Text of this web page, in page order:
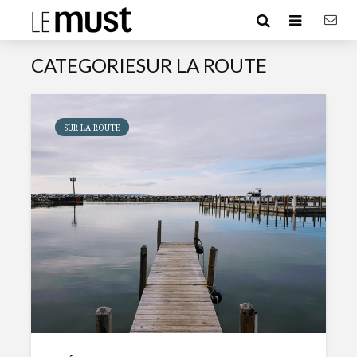
CATEGORIESUR LA ROUTE
SUR LA ROUTE